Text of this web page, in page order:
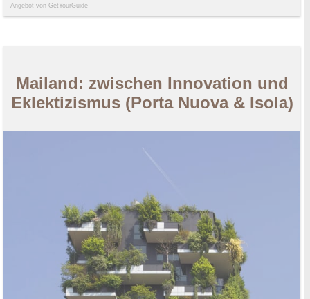
Angebot von GetYourGuide
Mailand: zwischen Innovation und
Eklektizismus (Porta Nuova & Isola)